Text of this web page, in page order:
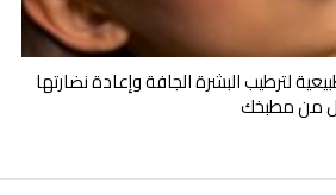
لترطيب البشرة الجافة وإعادة نضارتها
من مطبخك